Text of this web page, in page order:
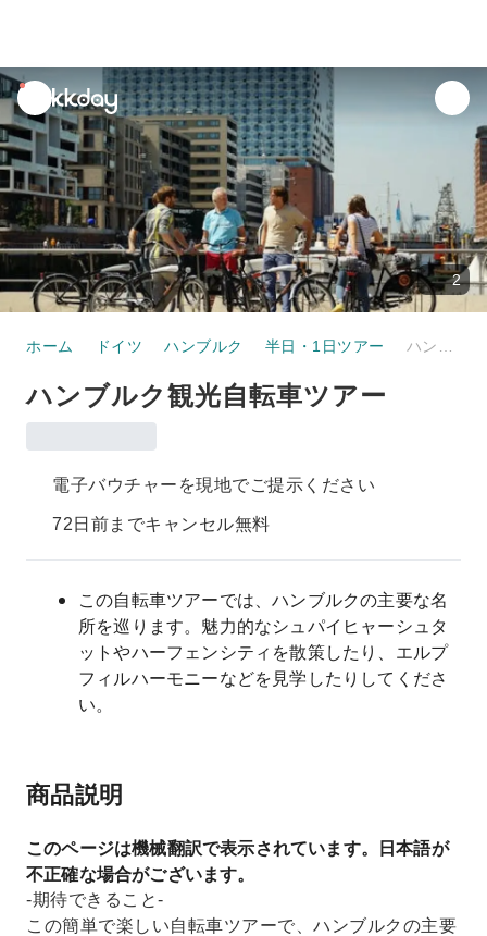
unread
notifications
2
ホーム ドイツ ハンブルク 半日・1日ツアー
ハンブルク観光自転車ツアー
電子バウチャーを現地でご提示ください
72日前までキャンセル無料
この自転車ツアーでは、ハンブルクの主要な名
所を巡ります。魅力的なシュパイヒャーシュタ
ットやハーフェンシティを散策したり、エルプ
フィルハーモニーなどを見学したりしてくださ
い。
商品説明
このページは機械翻訳で表示されています。日本語が
不正確な場合がございます。
-期待できること-
この簡単で楽しい自転車ツアーで、ハンブルクの主要